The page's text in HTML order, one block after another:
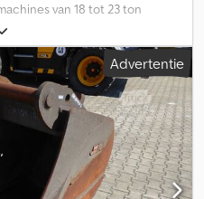
van 18 tot 23 ton
An Ejkr Gewicht ca. 600 kg in
Advertentie